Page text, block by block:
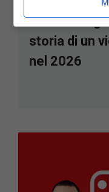
Nicolas
storia di un
nel 2026